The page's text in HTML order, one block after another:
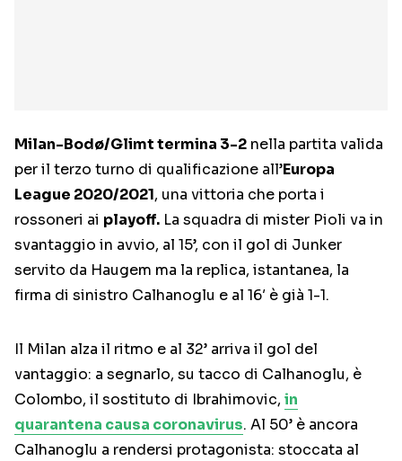
Milan-Bodø/Glimt termina 3-2 nella partita valida
per il terzo turno di qualificazione all’Europa
League 2020/2021, una vittoria che porta i
rossoneri ai playoff. La squadra di mister Pioli va in
svantaggio in avvio, al 15’, con il gol di Junker
servito da Haugem ma la replica, istantanea, la
firma di sinistro Calhanoglu e al 16′ è già 1-1.
Il Milan alza il ritmo e al 32’ arriva il gol del
vantaggio: a segnarlo, su tacco di Calhanoglu, è
Colombo, il sostituto di Ibrahimovic, in
quarantena causa coronavirus. Al 50’ è ancora
Calhanoglu a rendersi protagonista: stoccata al